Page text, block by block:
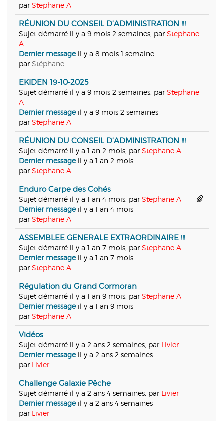
par Stephane A
RÉUNION DU CONSEIL D'ADMINISTRATION !!!
Sujet démarré il y a 9 mois 2 semaines, par Stephane
A
Dernier messageil y a 8 mois 1 semaine
par Stéphane
EKIDEN 19-10-2025
Sujet démarré il y a 9 mois 2 semaines, par Stephane
A
Dernier messageil y a 9 mois 2 semaines
par Stephane A
RÉUNION DU CONSEIL D'ADMINISTRATION !!!
Sujet démarré il y a 1 an 2 mois, par Stephane A
Dernier messageil y a 1 an 2 mois
par Stephane A
Enduro Carpe des Cohés
Sujet démarré il y a 1 an 4 mois, par Stephane A
Dernier messageil y a 1 an 4 mois
par Stephane A
ASSEMBLEE GENERALE EXTRAORDINAIRE !!!
Sujet démarré il y a 1 an 7 mois, par Stephane A
Dernier messageil y a 1 an 7 mois
par Stephane A
Régulation du Grand Cormoran
Sujet démarré il y a 1 an 9 mois, par Stephane A
Dernier messageil y a 1 an 9 mois
par Stephane A
Vidéos
Sujet démarré il y a 2 ans 2 semaines, par Livier
Dernier messageil y a 2 ans 2 semaines
par Livier
Challenge Galaxie Pêche
Sujet démarré il y a 2 ans 4 semaines, par Livier
Dernier messageil y a 2 ans 4 semaines
par Livier